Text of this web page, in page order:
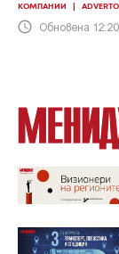
КОМПАНИИ
Обновена